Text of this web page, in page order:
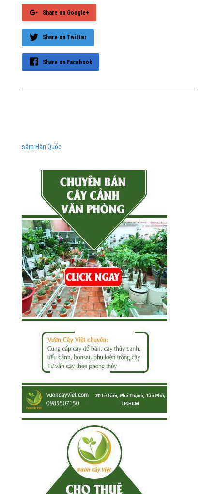
Share on Google+
Share on Twitter
Share on Facebook
sâm Hàn Quốc